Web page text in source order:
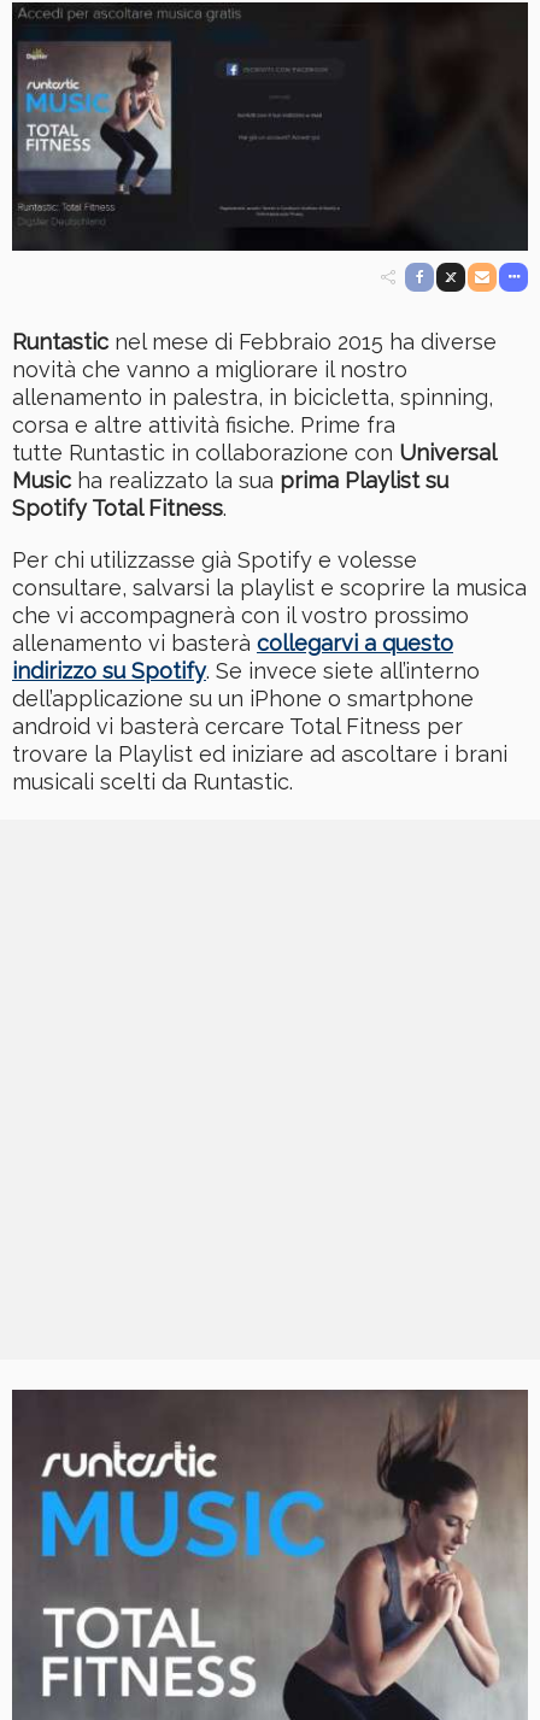
Runtastic nel mese di Febbraio 2015 ha diverse
novità che vanno a migliorare il nostro
allenamento in palestra, in bicicletta, spinning,
corsa e altre attività fisiche. Prime fra
tutte Runtastic in collaborazione con Universal
Music ha realizzato la sua prima Playlist su
Spotify Total Fitness.
Per chi utilizzasse già Spotify e volesse
consultare, salvarsi la playlist e scoprire la musica
che vi accompagnerà con il vostro prossimo
allenamento vi basterà collegarvi a questo
indirizzo su Spotify. Se invece siete all’interno
dell’applicazione su un iPhone o smartphone
android vi basterà cercare Total Fitness per
trovare la Playlist ed iniziare ad ascoltare i brani
musicali scelti da Runtastic.